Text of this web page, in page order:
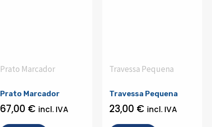
Prato Marcador
Prato Marcador
67,00 € incl. IVA
Travessa Pequena
Travessa Pequena
23,00 € incl. IVA